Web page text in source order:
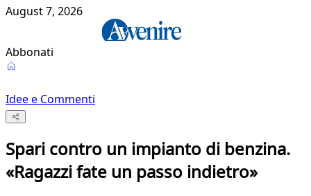
August 7, 2026
Abbonati
Idee e Commenti
Spari contro un impianto di benzina.
«Ragazzi fate un passo indietro»